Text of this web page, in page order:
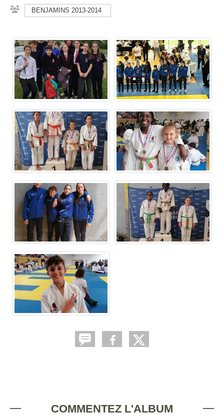
BENJAMINS 2013-2014
COMMENTEZ L'ALBUM